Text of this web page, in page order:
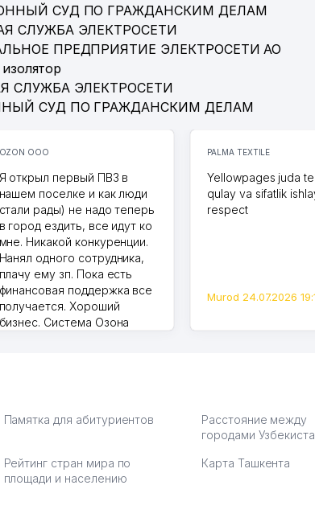
СУД ПО ГРАЖДАНСКИМ ДЕЛАМ
СЛУЖБА ЭЛЕКТРОСЕТИ
ПРЕДПРИЯТИЕ ЭЛЕКТРОСЕТИ АО
СЛУЖБА ЭЛЕКТРОСЕТИ
СУД ПО ГРАЖДАНСКИМ ДЕЛАМ
OZON ООО
Я открыл первый ПВЗ в
нашем поселке и как люди
стали рады) не надо теперь
в город ездить, все идут ко
мне. Никакой конкуренции.
Нанял одного сотрудника,
плачу ему зп. Пока есть
финансовая поддержка все
получается. Хороший
бизнес. Система Озона
тут у нас уже есть ПВЗ.
Марат 27.07.2026 08:00:37
PALMA TEXTILE
Yellowpages juda
qulay va sifatlik
respect
Murod 24.07.2026
Памятка для абитуриентов
Расстояние между
городами
Рейтинг стран мира по
площади и населению
Карта Ташкента